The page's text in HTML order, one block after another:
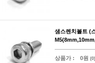
샘스렌치볼트 (
상품가 : 0원 (0)